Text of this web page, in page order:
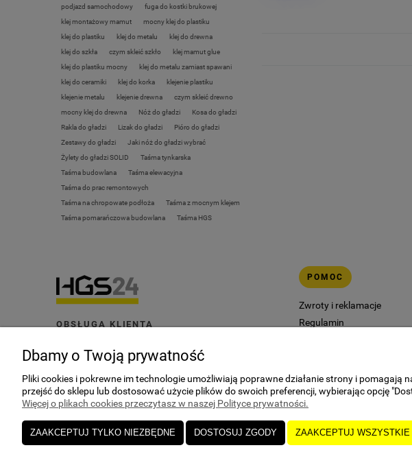
podjazd samochodowy
fuga do kostki brukowej
klej montażowy mamut
mocny klej do plastiku
klej do plastiku
klej do metalu
klej do drewna
klej do szkła
czym skleić szkło
klej mamut glue
klej do plastiku mocny
klej do metalu zamiast spawani
klej do ceramiki
klej do korka
klejenie plastiku
klejenie metalu
klejenie drewna
czym skleić drewno
mocny klej do drewna
Nóż do gładzi
Kosa do gładzi
Rakla do gładzi
Lizak do gładzi
Pióro do gładzi
Zestawy do gładzi
Jaki nóż do gładzi wybrać
Żylety do gładzi SOLID
Taśma tynkarska
Taśma budowlana
Taśma elewacyjna
Taśma do prac remontowych
Taśma na chropowate podłoża
Taśma z mocnym klejem
Taśma pomarańczowa budowlana
Taśma HGS
OBSŁUGA KLIENTA
ul. Kuczek 27A, 87-700 Aleksandrów Kujawski
E-MAIL
sklep@hgs24.pl
POMOC
Zwroty i reklamacje
Regulamin
Dbamy o Twoją prywatność
Pliki cookies i pokrewne im technologie umożliwiają poprawne działanie strony i
przejść do sklepu lub dostosować użycie plików do swoich preferencji, wybierając opcję
Więcej o plikach cookies przeczytasz w naszej Polityce prywatności.
ZAAKCEPTUJ TYLKO NIEZBĘDNE DOSTOSUJ ZGODY ZAAKCEPTUJ WSZYSTKIE